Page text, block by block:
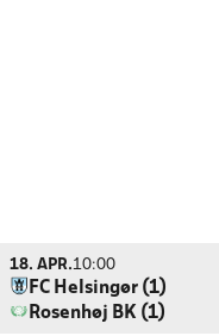
18. APR.10:00
FC Helsingør (1)
Rosenhøj BK (1)